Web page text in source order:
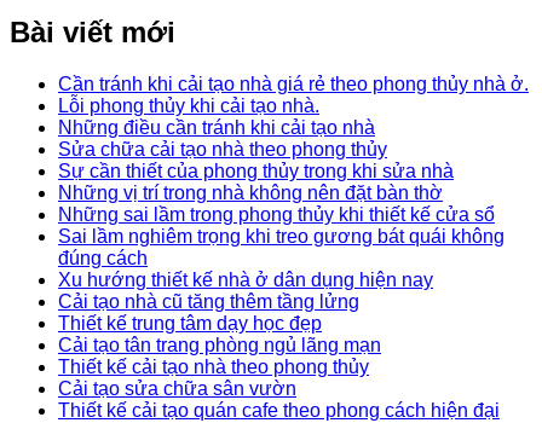
Bài viết mới
Cần tránh khi cải tạo nhà giá rẻ theo phong thủy nhà ở.
Lỗi phong thủy khi cải tạo nhà.
Những điều cần tránh khi cải tạo nhà
Sửa chữa cải tạo nhà theo phong thủy
Sự cần thiết của phong thủy trong khi sửa nhà
Những vị trí trong nhà không nên đặt bàn thờ
Những sai lầm trong phong thủy khi thiết kế cửa sổ
Sai lầm nghiêm trọng khi treo gương bát quái không
đúng cách
Xu hướng thiết kế nhà ở dân dụng hiện nay
Cải tạo nhà cũ tăng thêm tầng lửng
Thiết kế trung tâm dạy học đẹp
Cải tạo tân trang phòng ngủ lãng mạn
Thiết kế cải tạo nhà theo phong thủy
Cải tạo sửa chữa sân vườn
Thiết kế cải tạo quán cafe theo phong cách hiện đại